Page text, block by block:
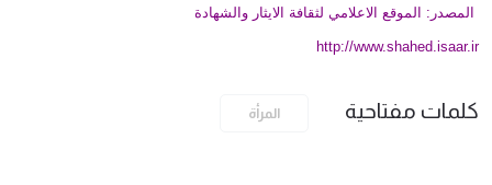
المصدر: الموقع الاعلامي لثقافة الايثار والشهادة
http://www.shahed.isaar.ir
كلمات مفتاحية المرأة